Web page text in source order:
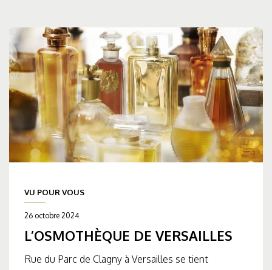
VU POUR VOUS
26 octobre 2024
L’OSMOTHÈQUE DE VERSAILLES
Rue du Parc de Clagny à Versailles se tient